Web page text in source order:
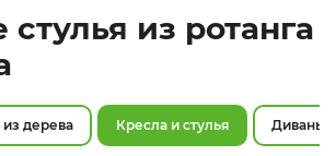
из ротанга
дерева Кресла и стулья Диваны